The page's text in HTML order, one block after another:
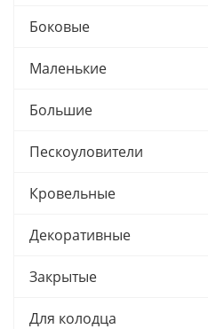
Боковые
Маленькие
Большие
Пескоуловители
Кровельные
Декоративные
Закрытые
Для колодца